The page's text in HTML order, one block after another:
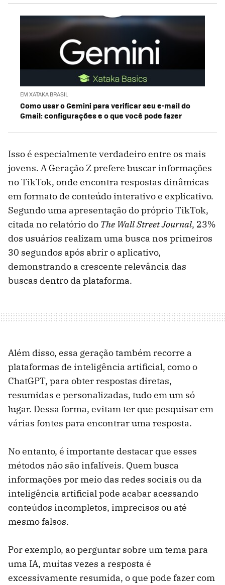
EM XATAKA BRASIL
Como usar o Gemini para verificar seu e-mail do
Gmail: configurações e o que você pode fazer
Isso é especialmente verdadeiro entre os mais
jovens. A Geração Z prefere buscar informações
no TikTok, onde encontra respostas dinâmicas
em formato de conteúdo interativo e explicativo.
Segundo uma apresentação do próprio TikTok,
citada no relatório do The Wall Street Journal, 23%
dos usuários realizam uma busca nos primeiros
30 segundos após abrir o aplicativo,
demonstrando a crescente relevância das
buscas dentro da plataforma.
Além disso, essa geração também recorre a
plataformas de inteligência artificial, como o
ChatGPT, para obter respostas diretas,
resumidas e personalizadas, tudo em um só
lugar. Dessa forma, evitam ter que pesquisar em
várias fontes para encontrar uma resposta.
No entanto, é importante destacar que esses
métodos não são infalíveis. Quem busca
informações por meio das redes sociais ou da
inteligência artificial pode acabar acessando
conteúdos incompletos, imprecisos ou até
mesmo falsos.
Por exemplo, ao perguntar sobre um tema para
uma IA, muitas vezes a resposta é
excessivamente resumida, o que pode fazer com